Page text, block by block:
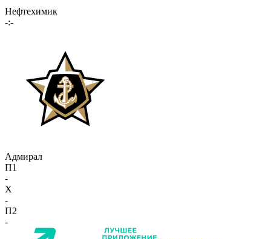
Нефтехимик
-:-
Адмирал
П1
-
X
-
П2
-